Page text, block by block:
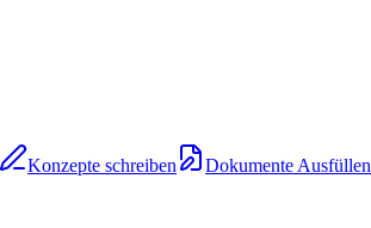
Konzepte schreiben Dokumente Ausfüllen